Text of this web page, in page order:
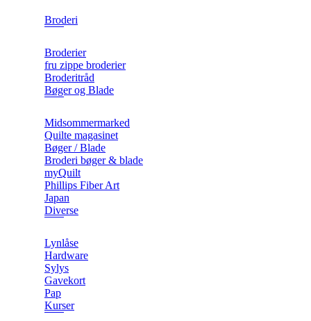
Broderi
Broderier
fru zippe broderier
Broderitråd
Bøger og Blade
Midsommermarked
Quilte magasinet
Bøger / Blade
Broderi bøger & blade
myQuilt
Phillips Fiber Art
Japan
Diverse
Lynlåse
Hardware
Sylys
Gavekort
Pap
Kurser